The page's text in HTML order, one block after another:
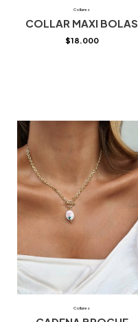
Collares
COLLAR MAXI BOLAS
$18.000
Collares